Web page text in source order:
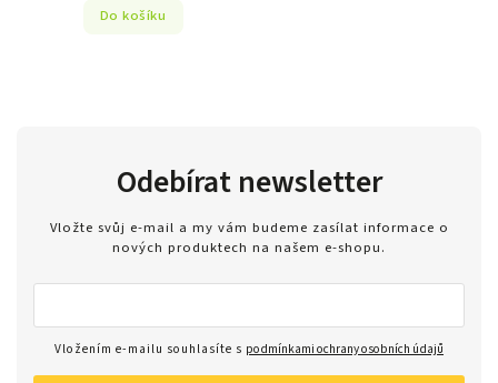
Do košíku
Odebírat newsletter
Vložte svůj e-mail a my vám budeme zasílat informace o
nových produktech na našem e-shopu.
Vložením e-mailu souhlasíte s podmínkami ochrany osobních údajů